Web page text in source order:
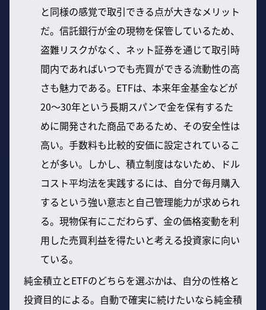
と同様の感覚で取引できる点が大きなメリット
だ。信託銀行が金の現物を保管しているため、
盗難リスクがなく、ネット証券を通じて取引時
間内であればいつでも売買ができる流動性の高
さも魅力である。ETFは、本来年金基金などが
20〜30年という長期スパンで金を保有するた
めに開発された商品であるため、その安全性は
高い。手数料も比較的安価に設定されているこ
とが多い。しかし、積立制度はないため、ドル
コスト平均法を実践するには、自分で毎月購入
するという強い意志と自己管理能力が求められ
る。現物保有にこだわらず、金の価格変動を利
用した売買利益を得たいと考える投資家に向い
ている。
純金積立とETFのどちらを選ぶかは、自分の性格と
投資目的による。自動で確実に続けたいなら純金積